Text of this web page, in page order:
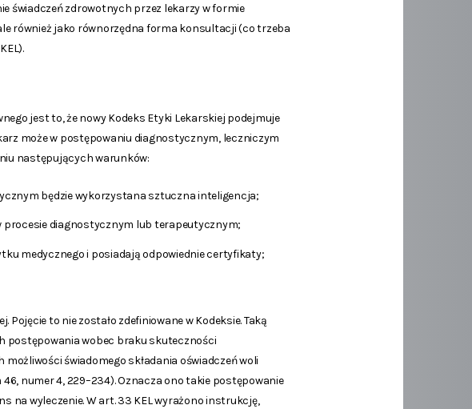
świadczeń zdrowotnych przez lekarzy w formie
również jako równorzędna forma konsultacji (co trzeba
jest to, że nowy Kodeks Etyki Lekarskiej podejmuje
może w postępowaniu diagnostycznym, leczniczym
następujących warunków:
będzie wykorzystana sztuczna inteligencja;
diagnostycznym lub terapeutycznym;
medycznego i posiadają odpowiednie certyfikaty;
to nie zostało zdefiniowane w Kodeksie. Taką
postępowania wobec braku skuteczności
świadomego składania oświadczeń woli
numer 4, 229–234). Oznacza ono takie postępowanie
na wyleczenie. W art. 33 KEL wyrażono instrukcję,